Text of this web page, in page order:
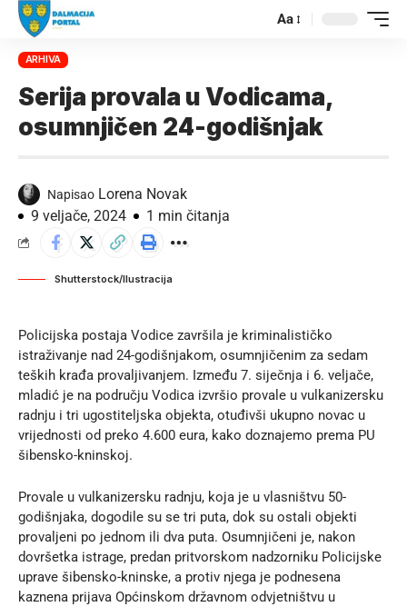
Aa
ARHIVA
Serija provala u Vodicama,
osumnjičen 24-godišnjak
Napisao Lorena Novak
9 veljače, 2024
1 min čitanja
Shutterstock/Ilustracija
Policijska postaja Vodice završila je kriminalističko
istraživanje nad 24-godišnjakom, osumnjičenim za sedam
teških krađa provaljivanjem. Između 7. siječnja i 6. veljače,
mladić je na području Vodica izvršio provale u vulkanizersku
radnju i tri ugostiteljska objekta, otuđivši ukupno novac u
vrijednosti od preko 4.600 eura, kako doznajemo prema PU
šibensko-kninskoj.
Provale u vulkanizersku radnju, koja je u vlasništvu 50-
godišnjaka, dogodile su se tri puta, dok su ostali objekti
provaljeni po jednom ili dva puta. Osumnjičeni je, nakon
dovršetka istrage, predan pritvorskom nadzorniku Policijske
uprave šibensko-kninske, a protiv njega je podnesena
kaznena prijava Općinskom državnom odvjetništvu u